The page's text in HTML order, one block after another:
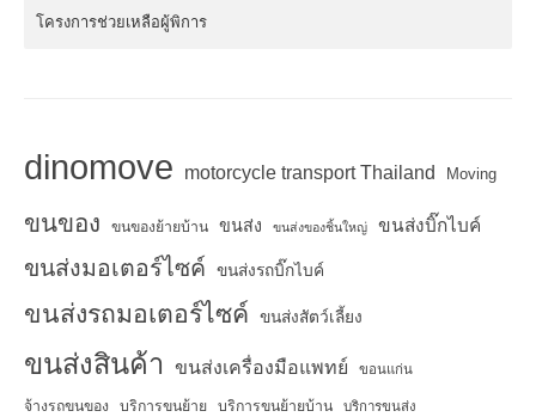
โครงการช่วยเหลือผู้พิการ
dinomove motorcycle transport Thailand Moving
ขนของ ขนของย้ายบ้าน ขนส่ง ขนส่งของชิ้นใหญ่ ขนส่งบิ๊กไบค์
ขนส่งมอเตอร์ไซค์ ขนส่งรถบิ๊กไบค์
ขนส่งรถมอเตอร์ไซค์ ขนส่งสัตว์เลี้ยง
ขนส่งสินค้า ขนส่งเครื่องมือแพทย์ ขอนแก่น
จ้างรถขนของ บริการขนย้าย บริการขนย้ายบ้าน บริการขนส่ง